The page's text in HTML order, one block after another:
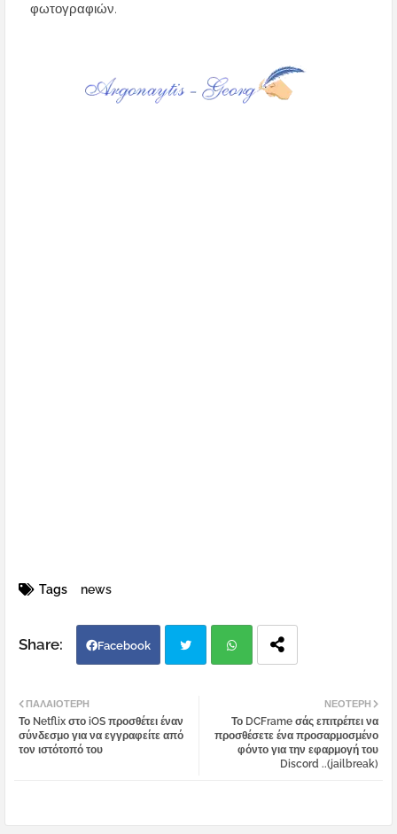
φωτογραφιών.
Tags news
Facebook
tter atsa
ΝΕΌΤΕΡΗ
Το DCFrame σάς επιτρέπει να
προσθέσετε ένα προσαρμοσμένο
φόντο για την εφαρμογή του
Discord ..(jailbreak)
ΠΑΛΑΙΌΤΕΡΗ
Το Netflix στο iOS προσθέτει έναν
σύνδεσμο για να εγγραφείτε από
τον ιστότοπό του